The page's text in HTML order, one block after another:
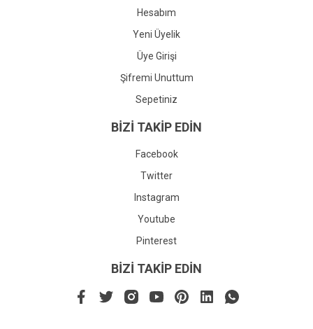
Hesabım
Yeni Üyelik
Üye Girişi
Şifremi Unuttum
Sepetiniz
BİZİ TAKİP EDİN
Facebook
Twitter
Instagram
Youtube
Pinterest
BİZİ TAKİP EDİN